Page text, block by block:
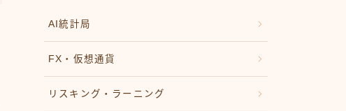
AI統計局
FX・仮想通貨
リスキング・ラーニング